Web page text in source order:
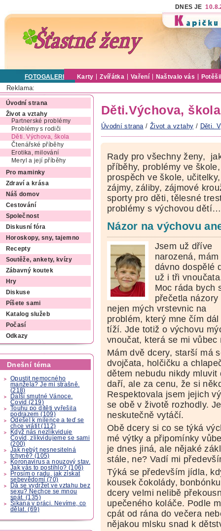
DNES JE
FOTOGALERIE Karty Zvířátka Vaření Naštvalo vás
Reklama:
Úvodní strana
Život a vztahy
Partnerské problémy
Problémy s rodiči
Děti. Výchova, škola
Čtenářské příběhy
Erotika, milování
Meryl a její příběhy
Pro maminky
Zdraví a krása
Náš domov
Cestování
Společnost
Diskusní fóra
Horoskopy, sny, tajemno
Recepty
Soutěže, ankety, kvízy
Zábavný koutek
Hry
Diskuse
Píšete sami
Katalog služeb
Počasí
Odkazy
Dnešní téma
Opustit nemocného
manžela? Je mi strašně.
(218)
Další smutné Vánoce.
Covid (219)
Touhu po dítěti vyřešila
podrazem (109)
Odešel k milence a teď se
chce vrátit (112)
Když nás nezlikviduje
Covid, zlikvidujeme se sami
(200)
Jak nebýt nesnesitelná
tchyně? (105)
Koronavirus a nouzový stav.
Jak vás to postihlo? (106)
Prosím o radu, jak získat
sebevědomí (70)
Dá se vydržet ve vztahu bez
sexu? Nechce se mnou
spát. (135)
Šikana v práci. Nevíme, co
dělat. (69)
Děti.Výchova,
Úvodní strana / Život a vztahy / Děti.
Rady pro všechny ženy,
příběhy, problémy ve
prospěch ve škole,
zájmy, záliby, zájmové
sporty pro děti, tělesné
problémy s výchovou dětí…
Názor na výchovu
Jsem už dříve
narozená, mám
dávno dospělé
už i tři
Moc ráda bych
přečetla názory
nejen mých vrstevnic na
problém, který mne čím
tíží. Jde totiž o výchovu
vnoučat, která se mi vůbec
Mám dvě dcery, starší má
dvojčata, holčičku a
dětem nebudu nikdy
daří, ale za cenu, že si
Respektovala jsem jejich
se obě v životě rozhodly.
neskutečně vytáčí.
Obě dcery si co se týká
mé výtky a připomínky
je dnes jiná, ale nějaké
stále, ne? Vadí mi
Týká se především jídla,
kousek čokolády,
dcery velmi nelibě
upečeného koláče. Podle
cpát od rána do večera
nějakou mlsku snad k